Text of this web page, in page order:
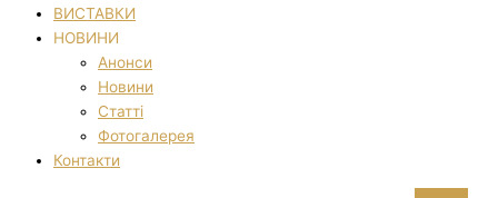
ВИСТАВКИ
НОВИНИ
Анонси
Новини
Статті
Фотогалерея
Контакти